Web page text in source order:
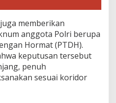
memberikan
anggota Polri berupa
Hormat (PTDH).
keputusan tersebut
penuh
sesuai koridor